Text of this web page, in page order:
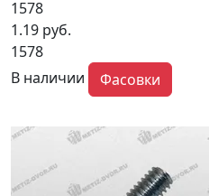
1578
1.19 руб.
1578
В наличии
Фасовки